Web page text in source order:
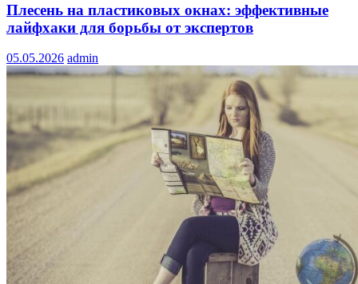
Плесень на пластиковых окнах: эффективные
лайфхаки для борьбы от экспертов
05.05.2026 admin